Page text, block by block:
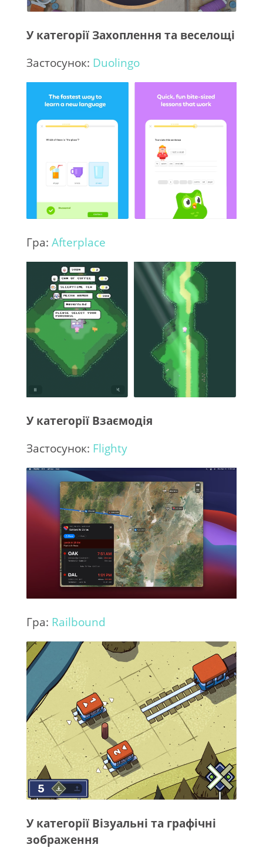
У категорії Захоплення та веселощі
Застосунок: Duolingo
Гра: Afterplace
У категорії Взаємодія
Застосунок: Flighty
Гра: Railbound
У категорії Візуальні та графічні
зображення